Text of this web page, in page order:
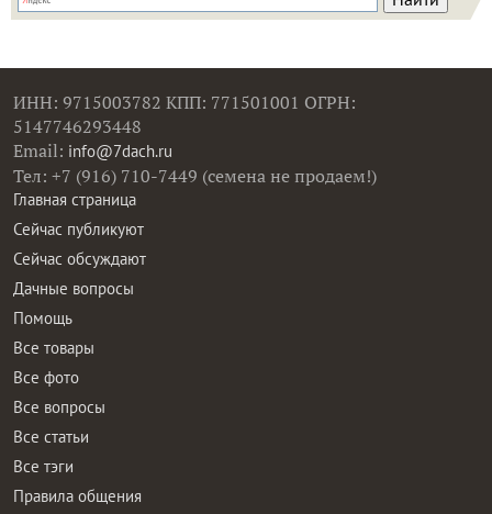
ИНН: 9715003782 КПП: 771501001 ОГРН:
5147746293448
Email: info@7dach.ru
Тел: +7 (916) 710-7449 (семена не продаем!)
Главная страница
Сейчас публикуют
Сейчас обсуждают
Дачные вопросы
Помощь
Все товары
Все фото
Все вопросы
Все статьи
Все тэги
Правила общения